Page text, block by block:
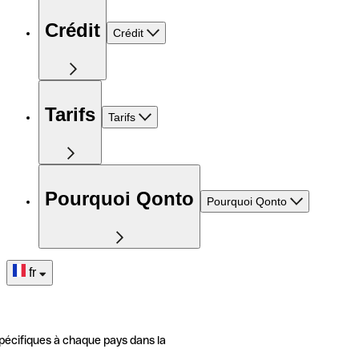
Crédit Crédit
Tarifs Tarifs
Pourquoi Qonto Pourquoi Qonto
fr
à chaque pays dans la